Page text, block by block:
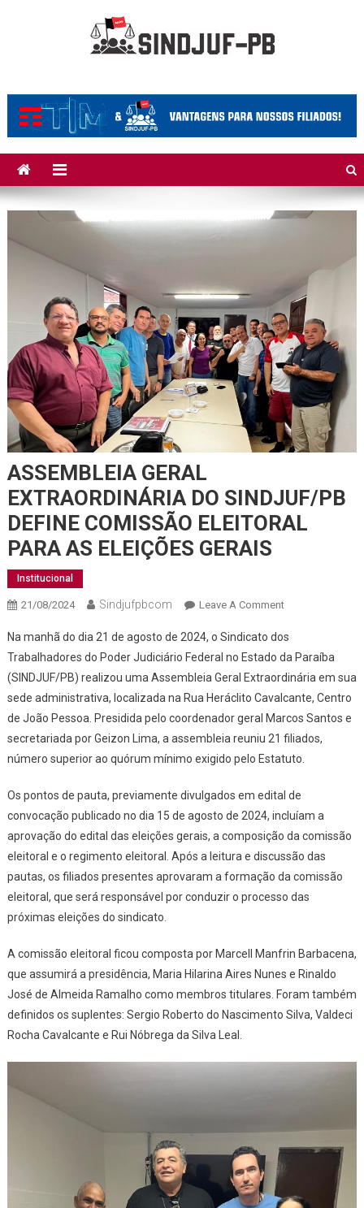
Sindjuf/PB
ASSEMBLEIA GERAL
EXTRAORDINÁRIA DO SINDJUF/PB
DEFINE COMISSÃO ELEITORAL
PARA AS ELEIÇÕES GERAIS
Institucional
21/08/2024 Sindjufpbcom Leave A CommentOn ASSEMBLEIA
DO SINDJUF/PB
DEFINE
COMISSÃO
ELEITORAL PARA
AS ELEIÇÕES
GERAIS
Na manhã do dia 21 de agosto de 2024, o Sindicato dos
Trabalhadores do Poder Judiciário Federal no Estado da Paraíba
(SINDJUF/PB) realizou uma Assembleia Geral Extraordinária em sua
sede administrativa, localizada na Rua Heráclito Cavalcante, Centro
de João Pessoa. Presidida pelo coordenador geral Marcos Santos e
secretariada por Geizon Lima, a assembleia reuniu 21 filiados,
número superior ao quórum mínimo exigido pelo Estatuto.
Os pontos de pauta, previamente divulgados em edital de
convocação publicado no dia 15 de agosto de 2024, incluíam a
aprovação do edital das eleições gerais, a composição da comissão
eleitoral e o regimento eleitoral. Após a leitura e discussão das
pautas, os filiados presentes aprovaram a formação da comissão
eleitoral, que será responsável por conduzir o processo das
próximas eleições do sindicato.
A comissão eleitoral ficou composta por Marcell Manfrin Barbacena,
que assumirá a presidência, Maria Hilarina Aires Nunes e Rinaldo
José de Almeida Ramalho como membros titulares. Foram também
definidos os suplentes: Sergio Roberto do Nascimento Silva, Valdeci
Rocha Cavalcante e Rui Nóbrega da Silva Leal.